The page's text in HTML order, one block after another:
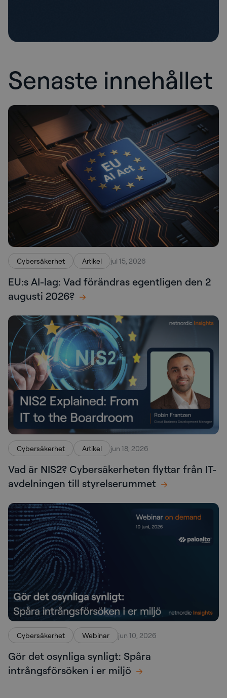
Senaste innehållet
Cybersäkerhet Artikel jul 15, 2026
EU:s AI-lag: Vad förändras egentligen den 2
augusti 2026?
Cybersäkerhet Artikel jun 18, 2026
Vad är NIS2? Cybersäkerheten flyttar från IT-
avdelningen till styrelserummet
Cybersäkerhet Webinar jun 10, 2026
Gör det osynliga synligt: Spåra
intrångsförsöken i er miljö